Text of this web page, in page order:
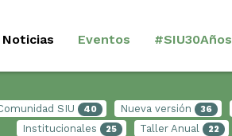
Noticias Eventos #SIU30Años
SIU 40 Nueva versión 36
Institucionales 25 Taller Anual 22